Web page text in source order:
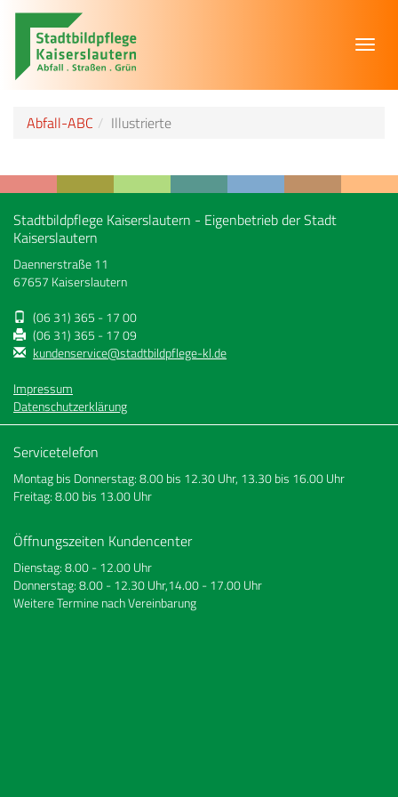
Abfall-ABC Illustrierte
Stadtbildpflege Kaiserslautern - Eigenbetrieb der Stadt
Kaiserslautern
Daennerstraße 11
67657 Kaiserslautern
(06 31) 365 - 17 00
(06 31) 365 - 17 09
kundenservice@stadtbildpflege-kl.de
Impressum
Datenschutzerklärung
Servicetelefon
Montag bis Donnerstag: 8.00 bis 12.30 Uhr, 13.30 bis 16.00 Uhr
Freitag: 8.00 bis 13.00 Uhr
Öffnungszeiten Kundencenter
Dienstag: 8.00 - 12.00 Uhr
Donnerstag: 8.00 - 12.30 Uhr,14.00 - 17.00 Uhr
Weitere Termine nach Vereinbarung